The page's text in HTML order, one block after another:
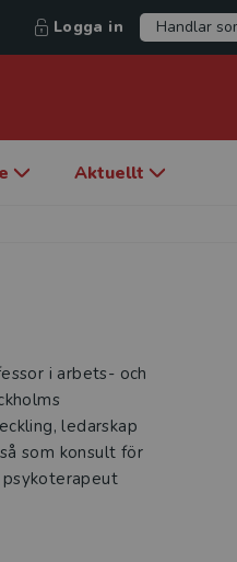
Logga in Handlar
Aktuellt
i arbets- och
ledarskap
som konsult för